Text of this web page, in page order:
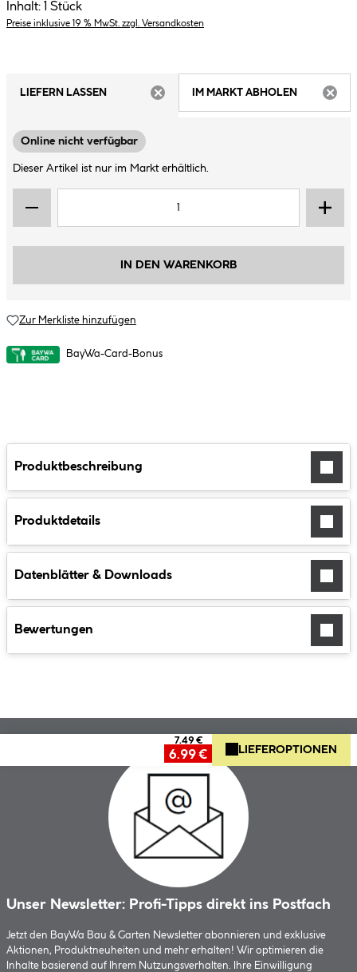
Inhalt: 1 Stück
Preise inklusive 19 % MwSt. zzgl. Versandkosten
LIEFERN LASSEN
IM MARKT ABHOLEN
Online nicht verfügbar
Dieser Artikel ist nur im Markt erhältlich.
IN DEN WARENKORB
Zur Merkliste hinzufügen
BayWa-Card-Bonus
Produktbeschreibung
Produktdetails
Datenblätter & Downloads
Bewertungen
7.49 €
6.99 € LIEFEROPTIONEN
Unser Newsletter: Profi-Tipps direkt ins Postfach
Jetzt den BayWa Bau & Garten Newsletter abonnieren und exklusive
Aktionen, Produktneuheiten und mehr erhalten! Wir optimieren die
Inhalte basierend auf Ihrem Nutzungsverhalten. Ihre Einwilligung